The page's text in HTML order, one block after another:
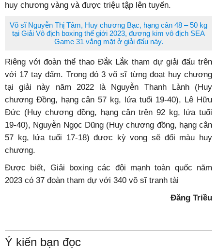
huy chương vàng và được triệu tập lên tuyển.
Võ sĩ Nguyễn Thị Tâm, Huy chương Bạc, hạng cân 48 – 50 kg
tại Giải Vô địch boxing thế giới 2023, đương kim vô địch SEA
Game 31 vắng mặt ở giải đấu này.
Riêng với đoàn thể thao Đắk Lắk tham dự giải đấu trên
với 17 tay đấm. Trong đó 3 võ sĩ từng đoạt huy chương
tại giải này năm 2022 là Nguyễn Thanh Lành (Huy
chương Đồng, hạng cân 57 kg, lứa tuổi 19-40), Lê Hữu
Đức (Huy chương đồng, hạng cân trên 92 kg, lứa tuổi
19-40), Nguyễn Ngọc Dũng (Huy chương đồng, hạng cân
57 kg, lứa tuổi 17-18) được kỳ vọng sẽ đổi màu huy
chương.
Được biết, Giải boxing các đội mạnh toàn quốc năm
2023 có 37 đoàn tham dự với 340 võ sĩ tranh tài
Đăng Triều
Ý kiến bạn đọc